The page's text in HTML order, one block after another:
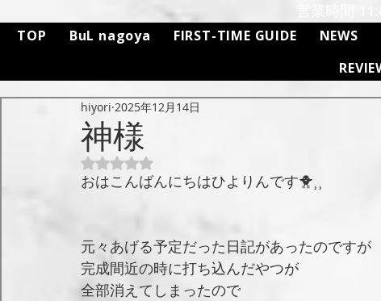
営業時間
TOP BuL nagoya FIRST-TIME GUIDE NEWS
神様
hiyori 2025年12月14日
5つ星のうちNaNと評価されています。
おはこんばんにちはひよりんです🐥⸒⸒
元々あげる予定だった日記があったのですが
完成間近の時に打ち込んだやつが
全部消えてしまったので